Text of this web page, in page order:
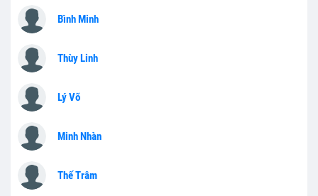
Bình Minh
Thùy Linh
Lý Võ
Minh Nhàn
Thế Trâm